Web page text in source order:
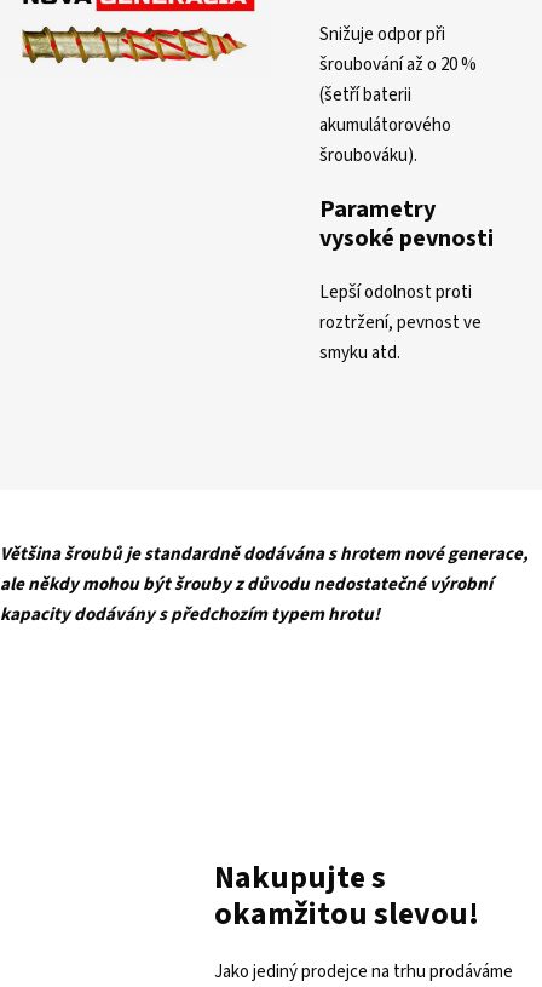
Snižuje odpor při
šroubování až o 20 %
(šetří baterii
akumulátorového
šroubováku).
Parametry
vysoké pevnosti
Lepší odolnost proti
roztržení, pevnost ve
smyku atd.
Většina šroubů je standardně dodávána s hrotem nové generace,
ale někdy mohou být šrouby z důvodu nedostatečné výrobní
kapacity dodávány s předchozím typem hrotu!
Nakupujte s
okamžitou slevou!
Jako jediný prodejce na trhu prodáváme